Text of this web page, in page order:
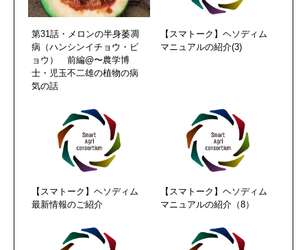
第31話・メロンの半身萎凋
病（ハンシンイチョウ・ビ
ョウ） 前編@〜農学博
士・児玉不二雄の植物の病
気の話
【スマトーク】ヘソディム
マニュアルの紹介(3)
【スマトーク】ヘソディム
最新情報のご紹介
【スマトーク】ヘソディム
マニュアルの紹介（8）